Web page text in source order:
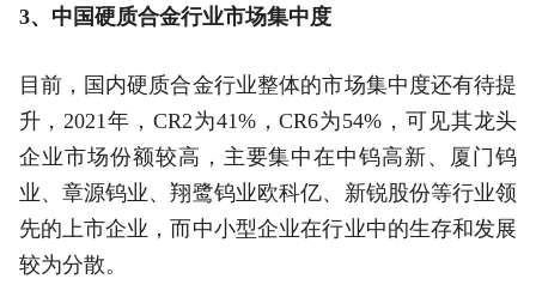
3、中国硬质合金行业市场集中度
目前，国内硬质合金行业整体的市场集中度还有待提
升，2021年，CR2为41%，CR6为54%，可见其龙头
企业市场份额较高，主要集中在中钨高新、厦门钨
业、章源钨业、翔鹭钨业欧科亿、新锐股份等行业领
先的上市企业，而中小型企业在行业中的生存和发展
较为分散。